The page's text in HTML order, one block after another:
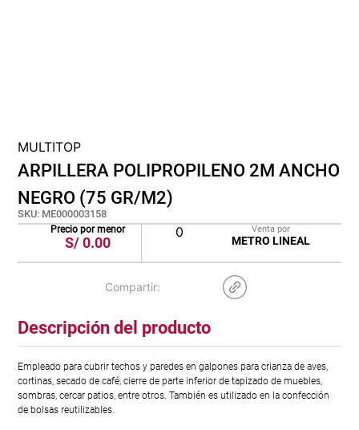
MULTITOP
ARPILLERA POLIPROPILENO 2M ANCHO
NEGRO (75 GR/M2)
SKU: ME000003158
Precio por menor
S/0.00
0 Venta por
METRO LINEAL
Descripción del producto
Empleado para cubrir techos y paredes en galpones para crianza de aves,
cortinas, secado de café, cierre de parte inferior de tapizado de muebles,
sombras, cercar patios, entre otros. También es utilizado en la confección
de bolsas reutilizables.